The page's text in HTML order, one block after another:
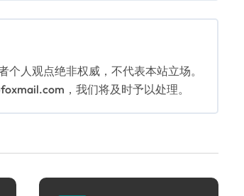
个人观点绝非权威，不代表本站立场。
，我们将及时予以处理。